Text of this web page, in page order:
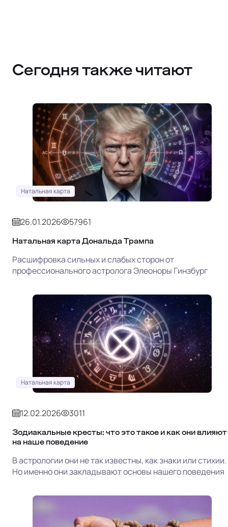
Сегодня также читают
Натальная карта
26.01.2026 57961
Натальная карта Дональда Трампа
Расшифровка сильных и слабых сторон от
профессионального астролога Элеоноры Гинзбург
Натальная карта
12.02.2026 3011
Зодиакальные кресты: что это такое и как они влияют
на наше поведение
В астрологии они не так известны, как знаки или стихии.
Но именно они закладывают основы нашего поведения